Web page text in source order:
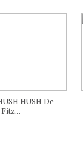
HUSH De